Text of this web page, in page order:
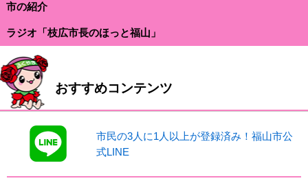
市の紹介
ラジオ「枝広市長のほっと福山」
おすすめコンテンツ
市民の3人に1人以上が登録済み！福山市公
式LINE